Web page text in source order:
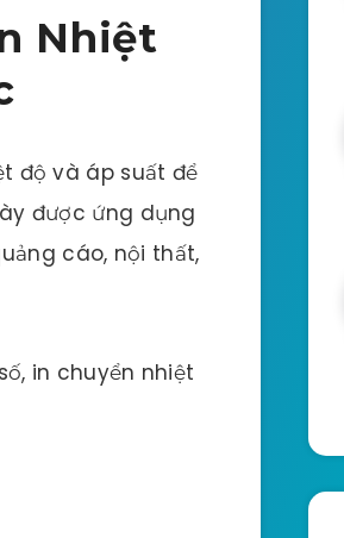
Nhiệt
độ và áp suất để
được ứng dụng
cáo, nội thất,
in chuyển nhiệt